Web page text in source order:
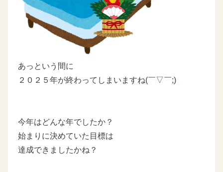
あっという間に
２０２５年が終わってしまいますね(￣▽￣;)
今年はどんな年でしたか？
始まりに決めていた目標は
達成できましたかね？